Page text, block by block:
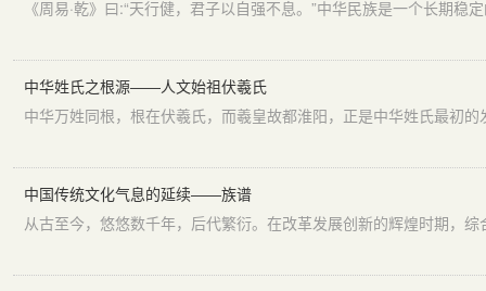
中华姓氏之根源——人文始祖伏羲氏
中国传统文化气息的延续——族谱